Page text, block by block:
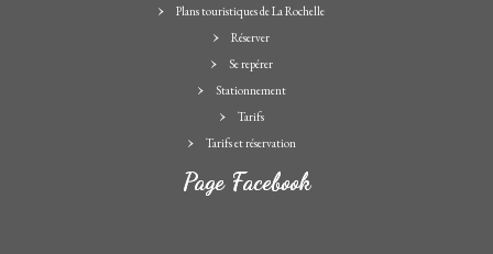
Plans touristiques de La Rochelle
Réserver
Se repérer
Stationnement
Tarifs
Tarifs et réservation
Page Facebook